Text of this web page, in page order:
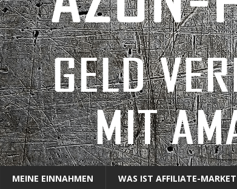
MEINE EINNAHMEN WAS IST AFFILIATE-